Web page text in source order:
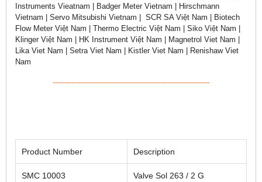
Instruments Vieatnam | Badger Meter Vietnam | Hirschmann
Vietnam | Servo Mitsubishi Vietnam | SCR SA Việt Nam | Biotech
Flow Meter Việt Nam | Thermo Electric Việt Nam | Siko Việt Nam |
Klinger Việt Nam | HK Instrument Việt Nam | Magnetrol Viet Nam |
Lika Viet Nam | Setra Viet Nam | Kistler Viet Nam | Renishaw Viet
Nam
-------------------------------------------------------------------
Product Number Description
SMC 10003 Valve Sol 263 / 2 G